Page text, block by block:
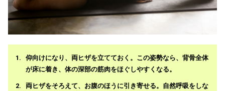
仰向けになり、両ヒザを立てておく。この姿勢なら、背骨全体
が床に着き、体の深部の筋肉をほぐしやすくなる。
両ヒザをそろえて、お腹のほうに引き寄せる。自然呼吸をしな